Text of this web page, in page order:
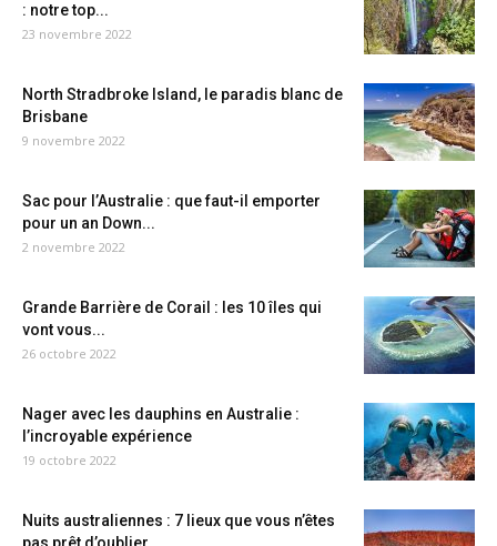
: notre top...
23 novembre 2022
North Stradbroke Island, le paradis blanc de
Brisbane
9 novembre 2022
Sac pour l’Australie : que faut-il emporter
pour un an Down...
2 novembre 2022
Grande Barrière de Corail : les 10 îles qui
vont vous...
26 octobre 2022
Nager avec les dauphins en Australie :
l’incroyable expérience
19 octobre 2022
Nuits australiennes : 7 lieux que vous n’êtes